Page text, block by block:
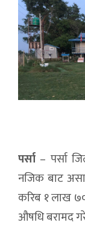
पर्सा – पर्सा
नजिक बाट
करिब १ लाख
औषधि बरामद